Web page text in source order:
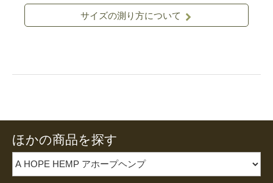
サイズの測り方について
ほかの商品を探す